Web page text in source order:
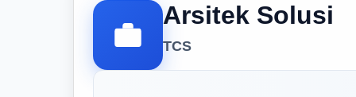
Arsitek Solusi
TCS